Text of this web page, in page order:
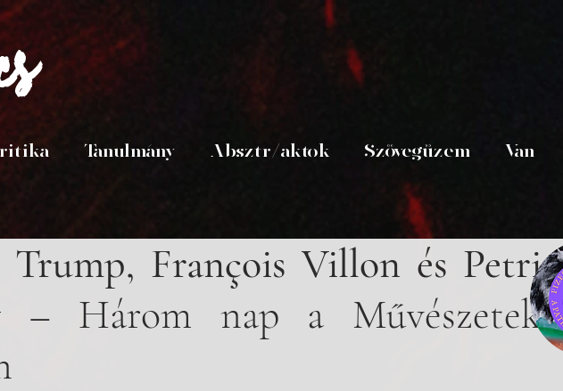
Tanulmány Absztr/aktok Szövegüzem Van
Trump, François Villon és Petri
– Három nap a Művészetek